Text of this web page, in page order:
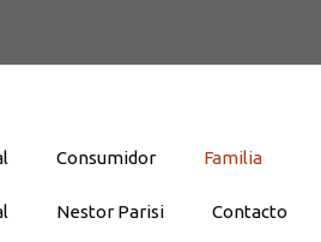
Consumidor Familia
Nestor Parisi Contacto